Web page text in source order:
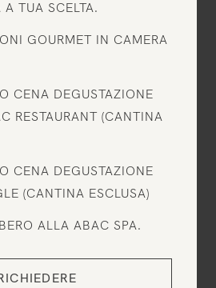
TUA SCELTA.
GOURMET IN CAMERA
CENA DEGUSTAZIONE
RESTAURANT (CANTINA
CENA DEGUSTAZIONE
(CANTINA ESCLUSA)
ALLA ABAC SPA.